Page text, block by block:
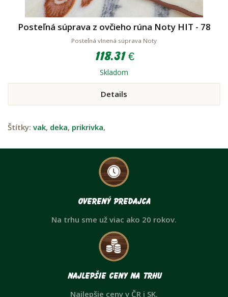
Posteľná súprava z ovčieho rúna Noty HIT - 78
Posteľná vlnená súprava Noty
118.31 €
Skladom
Details
Štítky: vak, deka, prikrivka,
Overený predajca
Na trhu sme už viac ako 20 rokov.
Najlepšie ceny na trhu
Najlepšie ceny v ČR i SK.